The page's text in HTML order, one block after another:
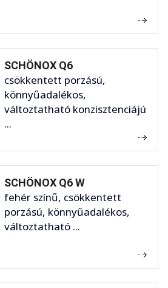
SCHÖNOX Q6
csökkentett porzású,
könnyűadalékos,
változtatható konzisztenciájú
...
SCHÖNOX Q6 W
fehér színű, csökkentett
porzású, könnyűadalékos,
változtatható ...